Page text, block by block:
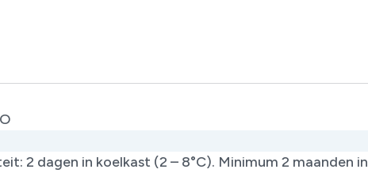
2 dagen in koelkast (2 – 8°C). Minimum 2 maanden in